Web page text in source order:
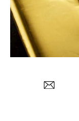
Experten
Mein B:O